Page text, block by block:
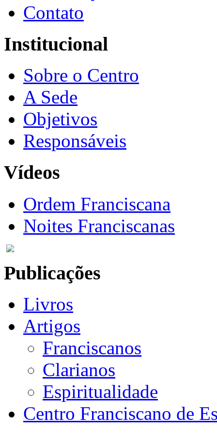
Contato
Institucional
Sobre o Centro
A Sede
Objetivos
Responsáveis
Vídeos
Ordem Franciscana
Noites Franciscanas
Publicações
Livros
Artigos
Franciscanos
Clarianos
Espiritualidade
Centro Franciscano de